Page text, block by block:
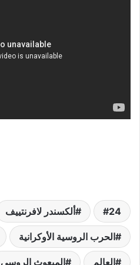
24 ألكسندر لافرنتييف
الحرب الروسية الأوكرانية
العالم المبعوث الروسي